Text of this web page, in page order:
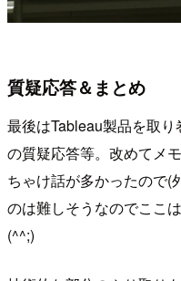
質疑応答＆まとめ
最後はTableau製品を取
の質疑応答等。改めてメ
ちゃけ話が多かったので(
のは難しそうなのでここ
(^^;)